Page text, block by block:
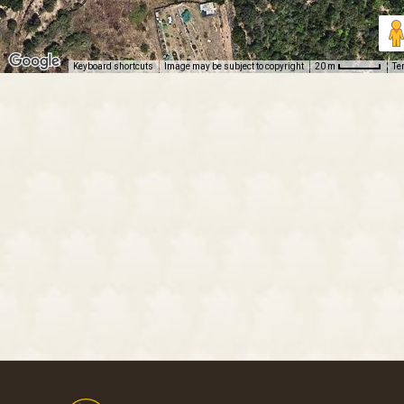
Keyboard shortcuts Image may be subject to copyright 20 m